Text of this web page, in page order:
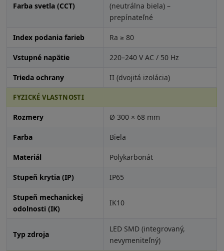
Farba svetla (CCT)
(neutrálna biela) –
prepínateľné
Index podania farieb Ra ≥ 80
Vstupné napätie 220–240 V AC / 50 Hz
Trieda ochrany II (dvojitá izolácia)
FYZICKÉ VLASTNOSTI
Rozmery Ø 300 × 68 mm
Farba Biela
Materiál Polykarbonát
Stupeň krytia (IP) IP65
Stupeň mechanickej
odolnosti (IK)
IK10
Typ zdroja
LED SMD (integrovaný,
nevymeniteľný)